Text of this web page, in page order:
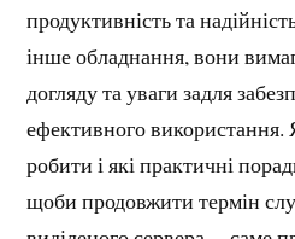
продуктивність та
інше обладнання, вони
догляду та уваги задля
ефективного
робити і які практичні
щоби продовжити термін